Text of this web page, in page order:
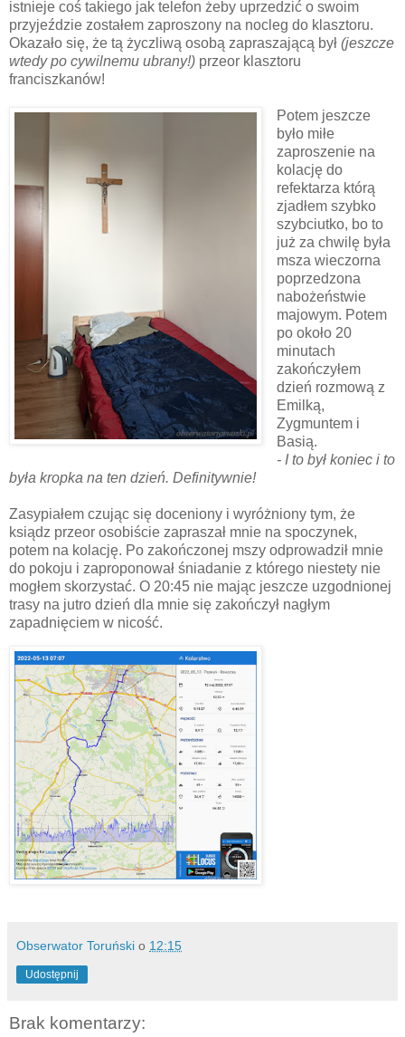
istnieje coś takiego jak telefon żeby uprzedzić o swoim
przyjeździe zostałem zaproszony na nocleg do klasztoru.
Okazało się, że tą życzliwą osobą zapraszającą był (jeszcze
wtedy po cywilnemu ubrany!) przeor klasztoru
franciszkanów!
Potem jeszcze
było miłe
zaproszenie na
kolację do
refektarza którą
zjadłem szybko
szybciutko, bo to
już za chwilę była
msza wieczorna
poprzedzona
nabożeństwie
majowym. Potem
po około 20
minutach
zakończyłem
dzień rozmową z
Emilką,
Zygmuntem i
Basią.
- I to był koniec i to
była kropka na ten dzień. Definitywnie!
Zasypiałem czując się doceniony i wyróżniony tym, że
ksiądz przeor osobiście zapraszał mnie na spoczynek,
potem na kolację. Po zakończonej mszy odprowadził mnie
do pokoju i zaproponował śniadanie z którego niestety nie
mogłem skorzystać. O 20:45 nie mając jeszcze uzgodnionej
trasy na jutro dzień dla mnie się zakończył nagłym
zapadnięciem w nicość.
Obserwator Toruński o 12:15
Udostępnij
Brak komentarzy: